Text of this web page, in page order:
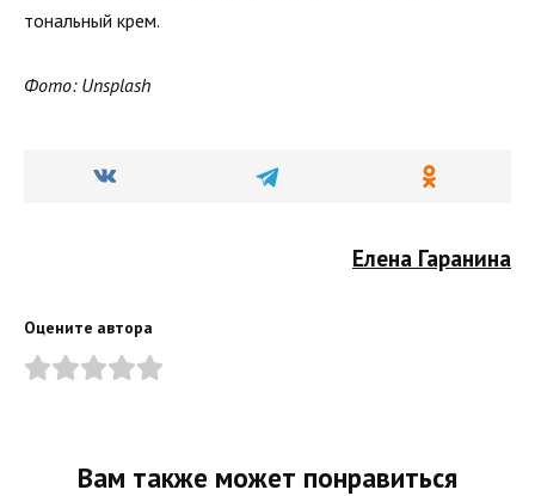
тональный крем.
Фото: Unsplash
Елена Гаранина
Оцените автора
Вам также может понравиться